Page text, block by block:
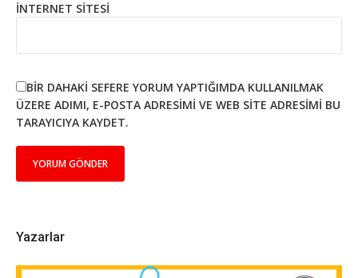
İNTERNET SITESI
BIR DAHAKI SEFERE YORUM YAPTIĞIMDA KULLANILMAK
ÜZERE ADIMI, E-POSTA ADRESIMI VE WEB SITE ADRESIMI BU
TARAYICIYA KAYDET.
Yazarlar